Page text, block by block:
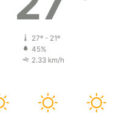
27º - 21º
45%
2.33 km/h